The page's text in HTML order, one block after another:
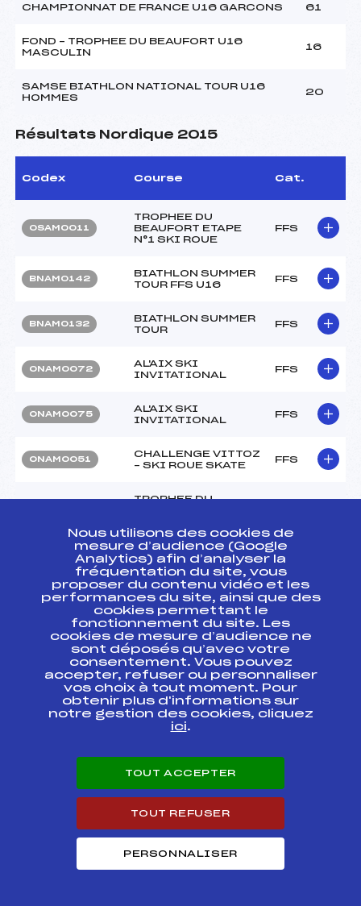
CHAMPIONNAT DE FRANCE U16 GARCONS 61
FOND – TROPHEE DU BEAUFORT U16
MASCULIN
16
SAMSE BIATHLON NATIONAL TOUR U16
HOMMES
20
Résultats Nordique 2015
Codex Course Cat.
OSAM0011
TROPHEE DU
BEAUFORT ETAPE
N°1 SKI ROUE
FFS
BNAM0142
BIATHLON SUMMER
TOUR FFS U16
FFS
BNAM0132
BIATHLON SUMMER
TOUR
FFS
ONAM0072
AL'AIX SKI
INVITATIONAL
FFS
ONAM0075
AL'AIX SKI
INVITATIONAL
FFS
ONAM0051
CHALLENGE VITTOZ
– SKI ROUE SKATE
FFS
TROPHEE DU
FSAM0133
Trophée du
Beaufort Etape 9 –
Etoile des Saisies
BNAM0115
SAMSE NATIONAL
TOUR U16
POURSUITE
FFS
BNAM0102.FFS
SAMSE NATIONAL
TOUR U16
POURSUITE
FFS
SAMSE NATIONAL
LA SAVOYARDE 73
CLASSIQUE
DISTANCES
FFS
LA SAVOYARDE 73
CAISSE D'EPARGNE
SKATE
Nous utilisons des cookies de
mesure d’audience (Google
Analytics) afin d’analyser la
fréquentation du site, vous
proposer du contenu vidéo et les
performances du site, ainsi que des
cookies permettant le
fonctionnement du site. Les
cookies de mesure d’audience ne
sont déposés qu’avec votre
consentement. Vous pouvez
accepter, refuser ou personnaliser
vos choix à tout moment. Pour
obtenir plus d'informations sur
notre gestion des cookies, cliquez
ici.
TOUT ACCEPTER
TOUT REFUSER
PERSONNALISER